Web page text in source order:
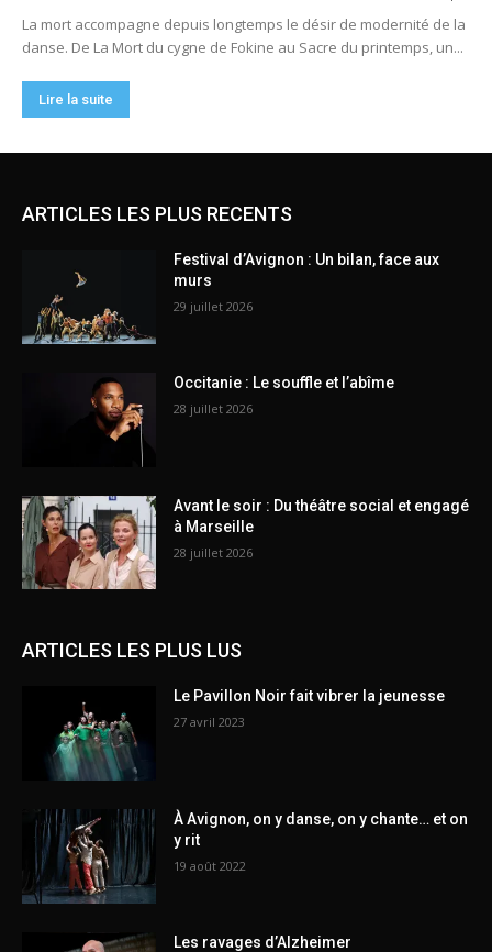
ARTICLES LES PLUS RECENTS
Festival d’Avignon : Un bilan, face aux
murs
29 juillet 2026
Occitanie : Le souffle et l’abîme
28 juillet 2026
Avant le soir : Du théâtre social et engagé
à Marseille
28 juillet 2026
ARTICLES LES PLUS LUS
Le Pavillon Noir fait vibrer la jeunesse
27 avril 2023
À Avignon, on y danse, on y chante… et on
y rit
19 août 2022
Les ravages d’Alzheimer